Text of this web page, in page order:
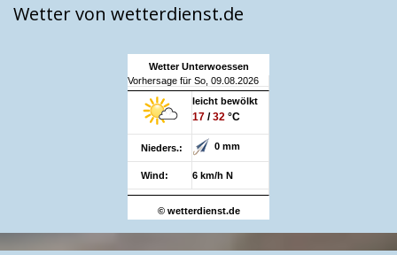
Wetter von wetterdienst.de
Wetter Unterwoessen
Vorhersage für So, 09.08.2026
leicht bewölkt
17 /32 °C
Nieders.: 0 mm
Wind: 6 km/h N
© wetterdienst.de